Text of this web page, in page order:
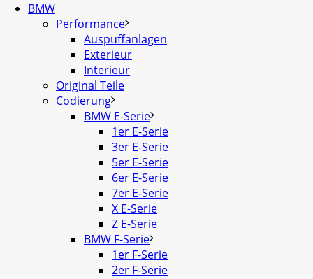
BMW
Performance
Auspuffanlagen
Exterieur
Interieur
Original Teile
Codierung
BMW E-Serie
1er E-Serie
3er E-Serie
5er E-Serie
6er E-Serie
7er E-Serie
X E-Serie
Z E-Serie
BMW F-Serie
1er F-Serie
2er F-Serie